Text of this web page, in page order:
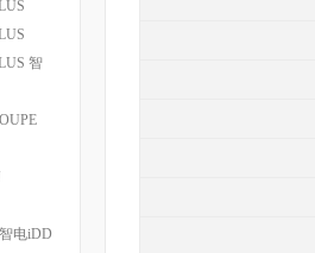
智
电iDD